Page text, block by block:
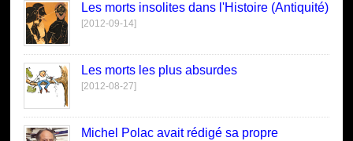
Les morts insolites dans l'Histoire (Antiquité)
[2012-09-14]
Les morts les plus absurdes
[2012-08-27]
Michel Polac avait rédigé sa propre